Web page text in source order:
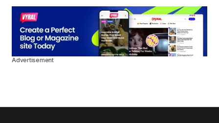
Advertisement